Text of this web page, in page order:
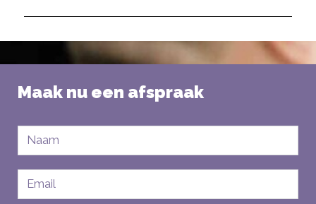
Maak nu een afspraak
mailadres